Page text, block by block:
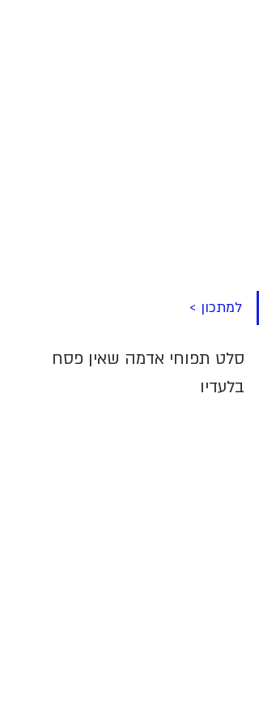
למתכון >
סלט תפוחי אדמה שאין פסח
בלעדיו